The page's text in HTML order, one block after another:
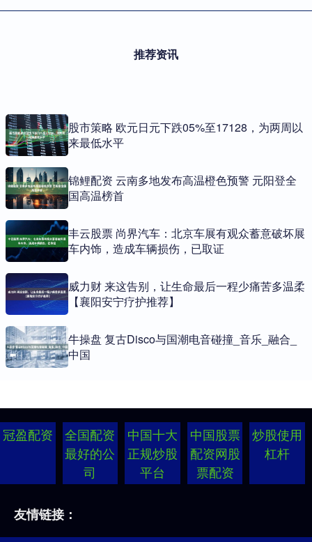
推荐资讯
股市策略 欧元日元下跌05%至17128，为两周以
来最低水平
锦鲤配资 云南多地发布高温橙色预警 元阳登全
国高温榜首
丰云股票 尚界汽车：北京车展有观众蓄意破坏展
车内饰，造成车辆损伤，已取证
威力财 来这告别，让生命最后一程少痛苦多温柔
【襄阳安宁疗护推荐】
牛操盘 复古Disco与国潮电音碰撞_音乐_融合_
中国
冠盈配资
全国配资
最好的公
司
中国十大
正规炒股
平台
中国股票
配资网股
票配资
炒股使用
杠杆
友情链接：